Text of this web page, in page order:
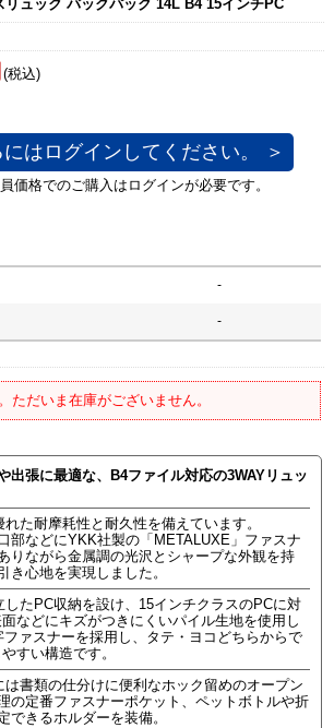
リュック バックパック 14L B4 15インチPC
(税込)
はログインしてください。 ＞
-
-
ただいま在庫がございません。
出張に最適な、B4ファイル対応の3WAYリュッ
た耐摩耗性と耐久性を備えています。
部などにYKK社製の「METALUXE」ファスナ
りながら金属調の光沢とシャープな外観を持
き心地を実現しました。
たPC収納を設け、15インチクラスのPCに対
などにキズがつきにくいパイル生地を使用し
ァスナーを採用し、タテ・ヨコどちらからで
すい構造です。
書類の仕分けに便利なホック留めのオープン
の定番ファスナーポケット、ペットボトルや折
できるホルダーを装備。